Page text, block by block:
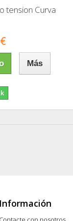
tension Curva
Más
Información